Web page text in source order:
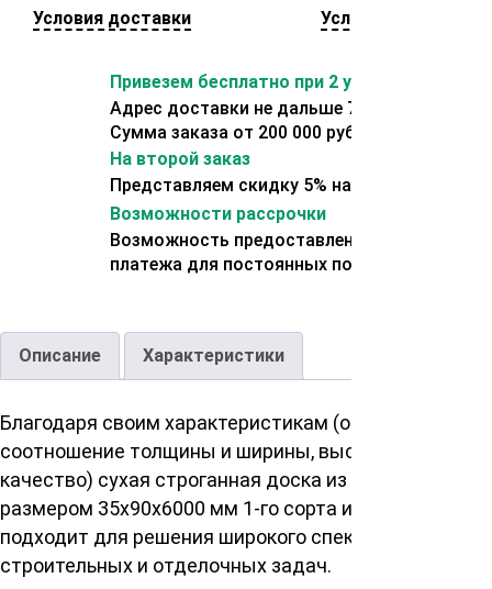
Условия доставки Условия оплаты
Привезем бесплатно при 2 условиях:
Адрес доставки не дальше 70 км от склада.
Сумма заказа от 200 000 рублей.
На второй заказ
Представляем скидку 5% на второй заказ
Возможности рассрочки
Возможность предоставления отсрочки
платежа для постоянных покупателей.
Описание Характеристики
Благодаря своим характеристикам (оптимальное
соотношение толщины и ширины, высокое
качество) сухая строганная доска из сосны/ели
размером 35х90х6000 мм 1-го сорта идеально
подходит для решения широкого спектра
строительных и отделочных задач.